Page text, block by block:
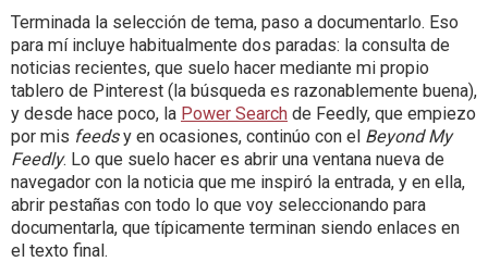
Terminada la selección de tema, paso a documentarlo. Eso
para mí incluye habitualmente dos paradas: la consulta de
noticias recientes, que suelo hacer mediante mi propio
tablero de Pinterest (la búsqueda es razonablemente buena),
y desde hace poco, la Power Search de Feedly, que empiezo
por mis feedsy en ocasiones, continúo con el Beyond My
Feedly. Lo que suelo hacer es abrir una ventana nueva de
navegador con la noticia que me inspiró la entrada, y en ella,
abrir pestañas con todo lo que voy seleccionando para
documentarla, que típicamente terminan siendo enlaces en
el texto final.